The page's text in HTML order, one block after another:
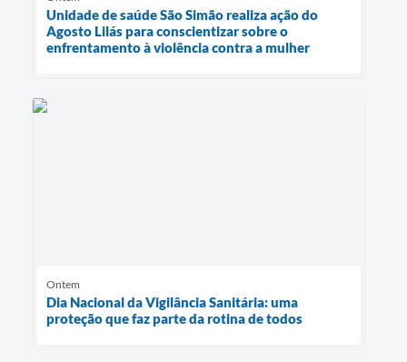
Unidade de saúde São Simão realiza ação do
Agosto Lilás para conscientizar sobre o
enfrentamento à violência contra a mulher
Ontem
Dia Nacional da Vigilância Sanitária: uma
proteção que faz parte da rotina de todos